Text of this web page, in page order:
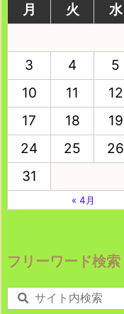
月
火 水
3
4 5
10
11 12
17
18 19
24
25 26
31
« 4月
フリーワード検索